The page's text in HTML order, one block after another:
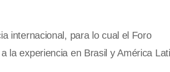
internacional, para lo cual el Foro
la experiencia en Brasil y América